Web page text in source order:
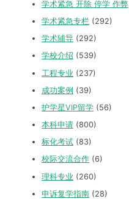
学术紧急 开除 停学 作弊
学术紧急专栏 (292)
学术辅导 (292)
学校介绍 (539)
工程专业 (237)
成功案例 (39)
护学星VIP留学 (56)
本科申请 (800)
标化考试 (83)
校际交流合作 (6)
理科专业 (260)
申诉复学指南 (28)